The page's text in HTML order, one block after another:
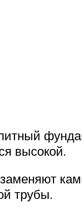
высокой.
трубы.